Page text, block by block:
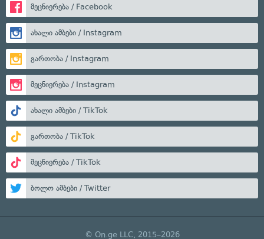
მეცნიერება / Facebook
ახალი ამბები / Instagram
გართობა / Instagram
მეცნიერება / Instagram
ახალი ამბები / TikTok
გართობა / TikTok
მეცნიერება / TikTok
ბოლო ამბები / Twitter
© On.ge LLC, 2015–2026